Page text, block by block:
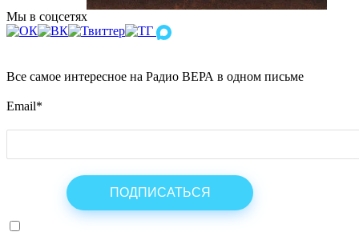
Мы в соцсетях
Все самое интересное на Радио ВЕРА в одном письме
Email*